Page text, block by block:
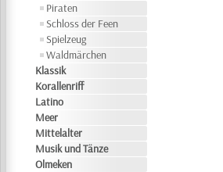
Piraten
Schloss der Feen
Spielzeug
Waldmärchen
Klassik
Korallenriff
Latino
Meer
Mittelalter
Musik und Tänze
Olmeken